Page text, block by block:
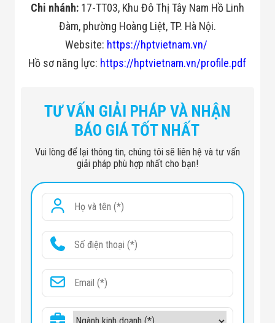
Chi nhánh:17-TT03, Khu Đô Thị Tây Nam Hồ Linh
Đàm, phường Hoàng Liệt, TP. Hà Nội.
Website: https://hptvietnam.vn/
Hồ sơ năng lực: https://hptvietnam.vn/profile.pdf
TƯ VẤN GIẢI PHÁP VÀ NHẬN
BÁO GIÁ TỐT NHẤT
Vui lòng để lại thông tin, chúng tôi sẽ liên hệ và tư vấn
giải pháp phù hợp nhất cho bạn!